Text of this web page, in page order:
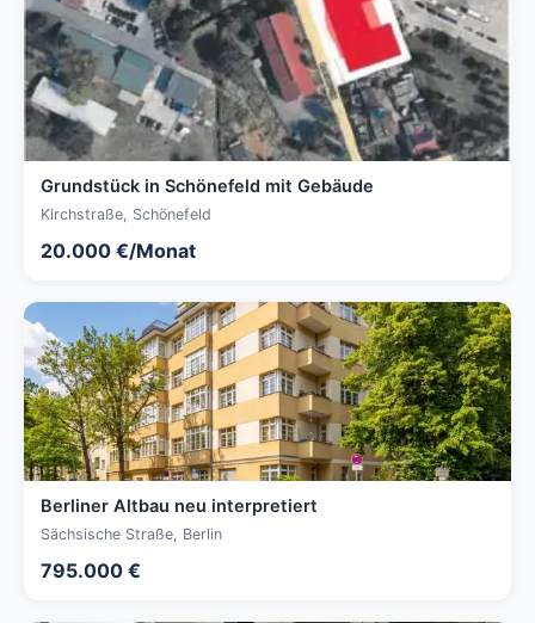
Grundstück in Schönefeld mit Gebäude
Kirchstraße, Schönefeld
20.000 €/Monat
Berliner Altbau neu interpretiert
Sächsische Straße, Berlin
795.000 €